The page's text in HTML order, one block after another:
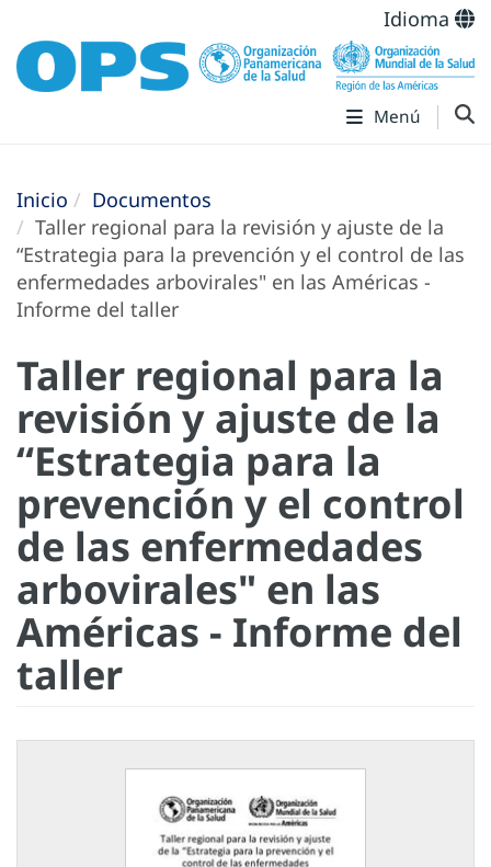
Idioma
Menú
Inicio
Documentos
Taller regional para la revisión y ajuste de la
“Estrategia para la prevención y el control de las
enfermedades arbovirales" en las Américas -
Informe del taller
Taller regional para la
revisión y ajuste de la
“Estrategia para la
prevención y el control
de las enfermedades
arbovirales" en las
Américas - Informe del
taller